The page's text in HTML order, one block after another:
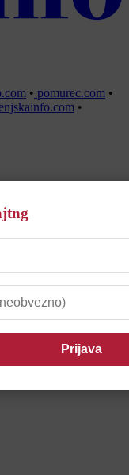
• pomurec.com •
•